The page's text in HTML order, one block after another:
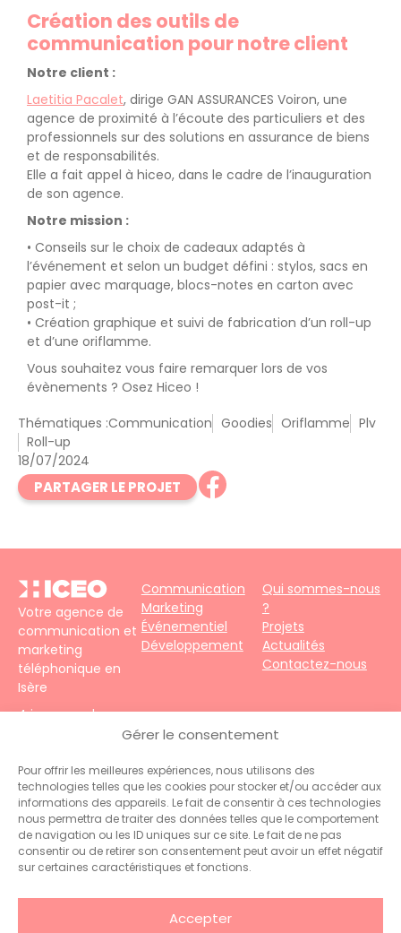
Gérer le consentement
Pour offrir les meilleures expériences, nous utilisons des
technologies telles que les cookies pour stocker et/ou accéder aux
informations des appareils. Le fait de consentir à ces technologies
nous permettra de traiter des données telles que le comportement
de navigation ou les ID uniques sur ce site. Le fait de ne pas
consentir ou de retirer son consentement peut avoir un effet négatif
sur certaines caractéristiques et fonctions.
Accepter
Création des outils de
communication pour notre client
Notre client :
Laetitia Pacalet, dirige GAN ASSURANCES Voiron, une
agence de proximité à l’écoute des particuliers et des
professionnels sur des solutions en assurance de biens
et de responsabilités.
Elle a fait appel à hiceo, dans le cadre de l’inauguration
de son agence.
Notre mission :
• Conseils sur le choix de cadeaux adaptés à
l’événement et selon un budget défini : stylos, sacs en
papier avec marquage, blocs-notes en carton avec
post-it ;
• Création graphique et suivi de fabrication d’un roll-up
et d’une oriflamme.
Vous souhaitez vous faire remarquer lors de vos
évènements ? Osez Hiceo !
Thématiques :Communication Goodies Oriflamme Plv
Roll-up
18/07/2024
PARTAGER LE PROJET
Votre agence de
communication et
marketing
téléphonique en
Isère
4 impasse du
Faubourg – 38690
Téléphone :+33
(0)4 76 31 06 10
Contact :
administration@hiceo.fr
Communication
Marketing
Événementiel
Développement
Qui sommes-nous
?
Projets
Actualités
Contactez-nous